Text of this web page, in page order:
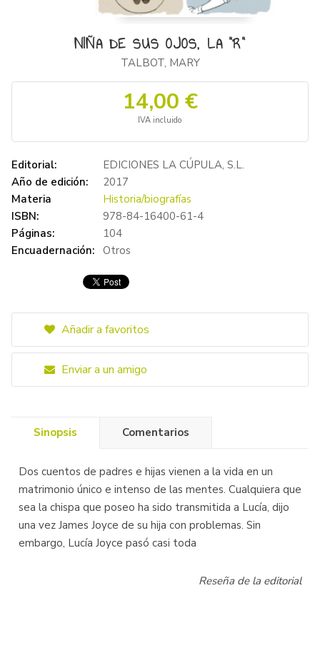
NIÑA DE SUS OJOS, LA "R"
TALBOT, MARY
14,00 €
IVA incluido
Editorial:
EDICIONES LA CÚPULA, S.L.
Año de edición:
2017
Materia
Historia/biografías
ISBN:
978-84-16400-61-4
Páginas:
104
Encuadernación: Otros
Añadir a favoritos
Enviar a un amigo
Sinopsis Comentarios
Dos cuentos de padres e hijas vienen a la vida en un
matrimonio único e intenso de las mentes. Cualquiera que
sea la chispa que poseo ha sido transmitida a Lucía, dijo
una vez James Joyce de su hija con problemas. Sin
embargo, Lucía Joyce pasó casi toda
Reseña de la editorial